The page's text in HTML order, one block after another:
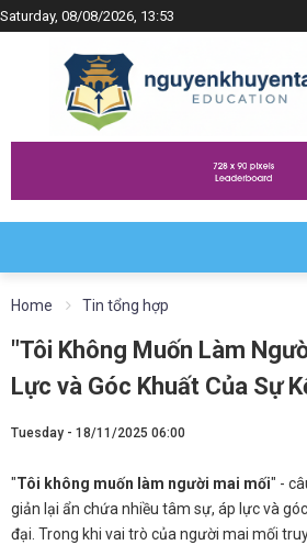
Saturday, 08/08/2026, 13:53
Home Tin tổng hợp
"Tôi Không Muốn Làm
Lực và Góc Khuất Của Sự
Tuesday - 18/11/2025 06:00
"Tôi không muốn làm người mai mối" -
giản lại ẩn chứa nhiều tâm sự, áp lực và
đại. Trong khi vai trò của người mai mối